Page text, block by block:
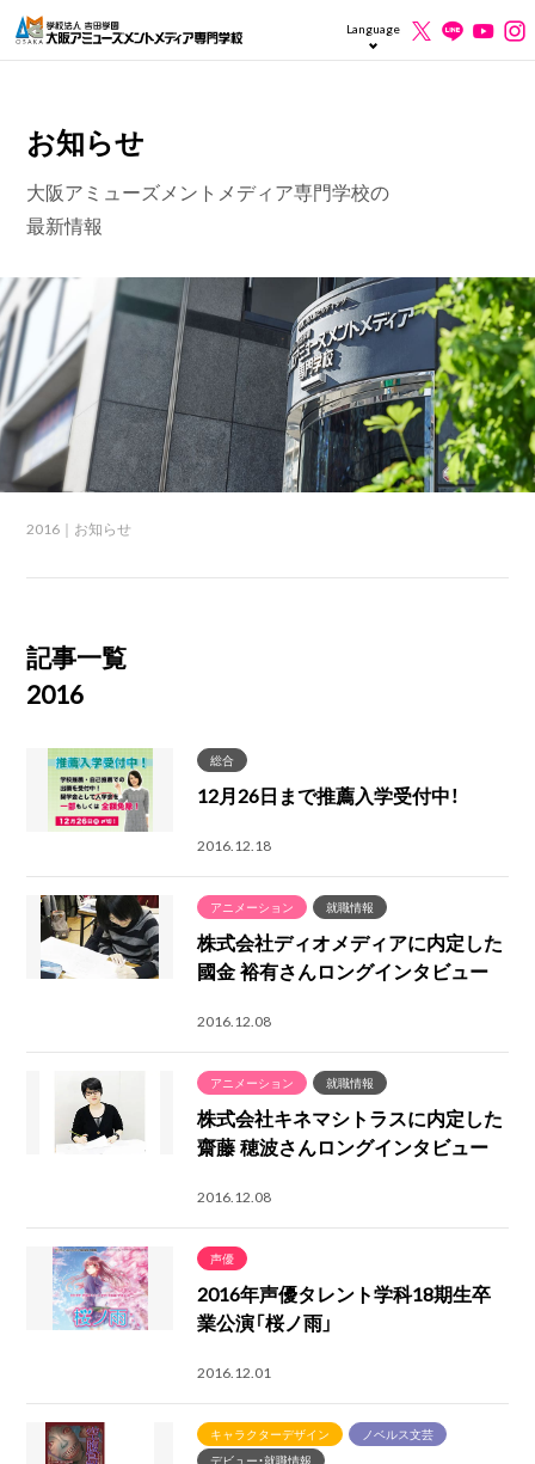
Language
お知らせ
大阪アミューズメントメディア専門学校の
最新情報
2016 ｜お知らせ
記事一覧
2016
総合
12月26日まで推薦入学受付中！
2016.12.18
アニメーション 就職情報
株式会社ディオメディアに内定した
國金 裕有さんロングインタビュー
2016.12.08
アニメーション 就職情報
株式会社キネマシトラスに内定した
齋藤 穂波さんロングインタビュー
2016.12.08
声優
2016年声優タレント学科18期生卒
業公演「桜ノ雨」
2016.12.01
キャラクターデザイン
ノベルス文芸
デビュー・就職情報